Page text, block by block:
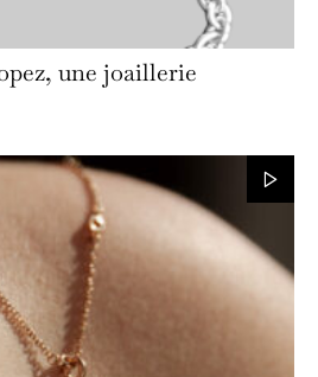
une joaillerie